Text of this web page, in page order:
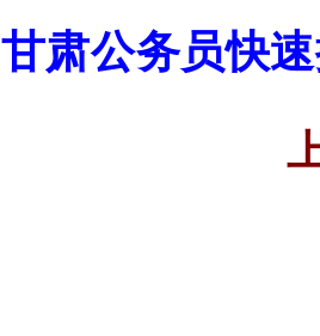
甘肃公务员快